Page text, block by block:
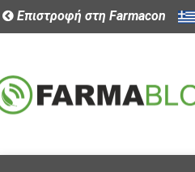
Επιστροφή στη Farmacon